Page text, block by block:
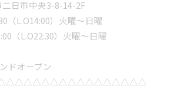
日市中央3-8-14-2F
（L.O14:00）火曜〜日曜
（L.O22:30）火曜〜日曜
ドオープン